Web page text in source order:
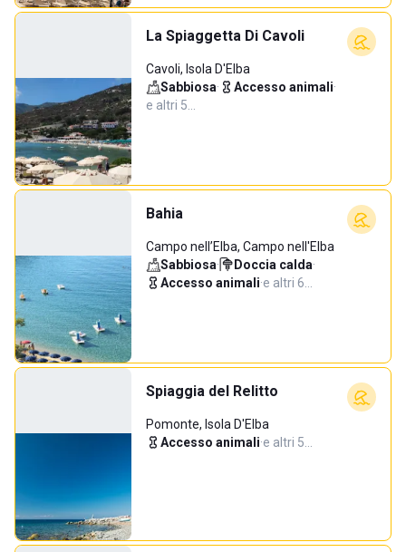
La Spiaggetta Di Cavoli
Cavoli, Isola D'Elba
Sabbiosa· Accesso animali·
e altri 5…
Bahia
Campo nell’Elba, Campo nell'Elba
Sabbiosa· Doccia calda·
Accesso animali·e altri 6…
Spiaggia del Relitto
Pomonte, Isola D'Elba
Accesso animali·e altri 5…